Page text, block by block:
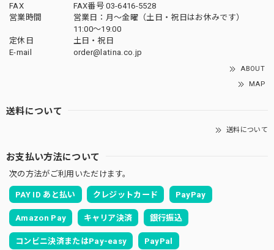
FAX
FAX番号 03-6416-5528
営業時間
営業日：月〜金曜（土日・祝日はお休みです）
11:00〜19:00
定休日
土日・祝日
E-mail
order@latina.co.jp
ABOUT
MAP
送料について
送料について
お支払い方法について
次の方法がご利用いただけます。
PAY ID あと払い クレジットカード PayPay
Amazon Pay キャリア決済 銀行振込
コンビニ決済またはPay-easy PayPal